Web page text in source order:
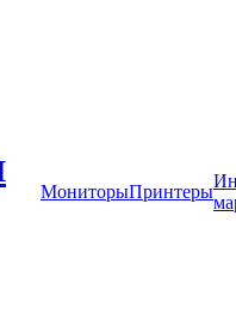
МониторыПринтеры